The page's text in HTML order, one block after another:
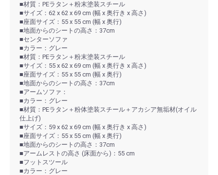
■材質：PEラタン＋粉末塗装スチール
■サイズ：62 x 62 x 69 cm (幅 x 奥行き x 高さ)
■座面サイズ：55 x 55 cm (幅 x 奥行)
■地面からのシートの高さ：37cm
■センターソファ
■カラー：グレー
■材質：PEラタン＋粉末塗装スチール
■サイズ：55 x 62 x 69 cm (幅 x 奥行き x 高さ)
■座面サイズ：55 x 55 cm (幅 x 奥行)
■地面からのシートの高さ：37cm
■アームソファ：
■カラー：グレー
■材質：PEラタン＋粉体塗装スチール＋アカシア無垢材(オイル
仕上げ)
■サイズ：59 x 62 x 69 cm (幅 x 奥行き x 高さ)
■座面サイズ：55 x 55 cm (幅 x 奥行)
■地面からのシートの高さ：37cm
■アームレストの高さ (床面から)：55 cm
■フットスツール
■カラー：グレー